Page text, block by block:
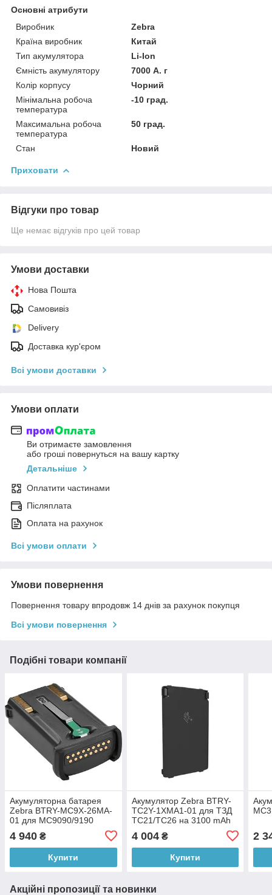
Основні атрибути
Виробник
Zebra
Країна виробник
Китай
Тип акумулятора
Li-Ion
Ємність акумулятору
7000 А. г
Колір корпусу
Чорний
Мінімальна робоча
температура
-10 град.
Максимальна робоча
температура
50 град.
Стан Новий
Приховати
Відгуки про товар
Ще немає відгуків про цей товар
Умови доставки
Нова Пошта
Самовивіз
Delivery
Доставка кур'єром
Всі умови доставки
Умови оплати
Ви отримаєте замовлення
або гроші повернуться на вашу картку
Детальніше
Оплатити частинами
Післяплата
Оплата на рахунок
Всі умови оплати
Умови повернення
Повернення товару впродовж 14 днів за рахунок покупця
Всі умови повернення
Подібні товари компанії
Акумуляторна батарея
Zebra BTRY-MC9X-26MA-
01 для МС9090/9190
4 940 ₴
Купити
Акумулятор Zebra BTRY-
TC2Y-1XMA1-01 для ТЗД
TC21/TC26 на 3100 mAh
4 004₴
Купити
2
Акційні пропозиції та новинки